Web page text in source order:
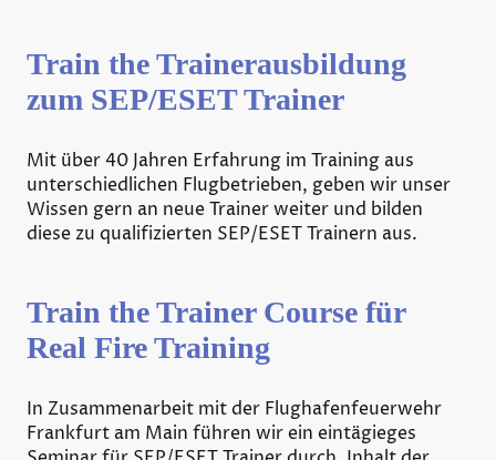
Train the Trainerausbildung
zum SEP/ESET Trainer
Mit über 40 Jahren Erfahrung im Training aus
unterschiedlichen Flugbetrieben, geben wir unser
Wissen gern an neue Trainer weiter und bilden
diese zu qualifizierten SEP/ESET Trainern aus.
Train the Trainer Course für
Real Fire Training
In Zusammenarbeit mit der Flughafenfeuerwehr
Frankfurt am Main führen wir ein eintägieges